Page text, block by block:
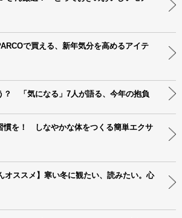
で買える、新年気分を高めるアイテ
？ 「気になる」7人が語る、今年の抱負
慣を！ しなやかな体をつくる簡単エクサ
オススメ】寒い冬に観たい、読みたい。心